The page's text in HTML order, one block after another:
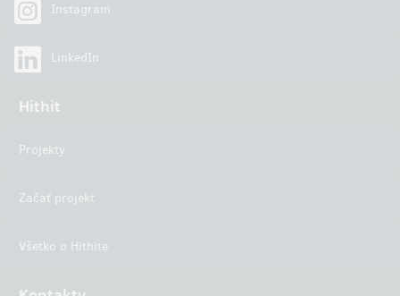
Instagram
LinkedIn
Hithit
Projekty
Začať projekt
Všetko o Hithite